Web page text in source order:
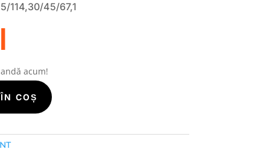
114,30/45/67,1
acum!
COȘ